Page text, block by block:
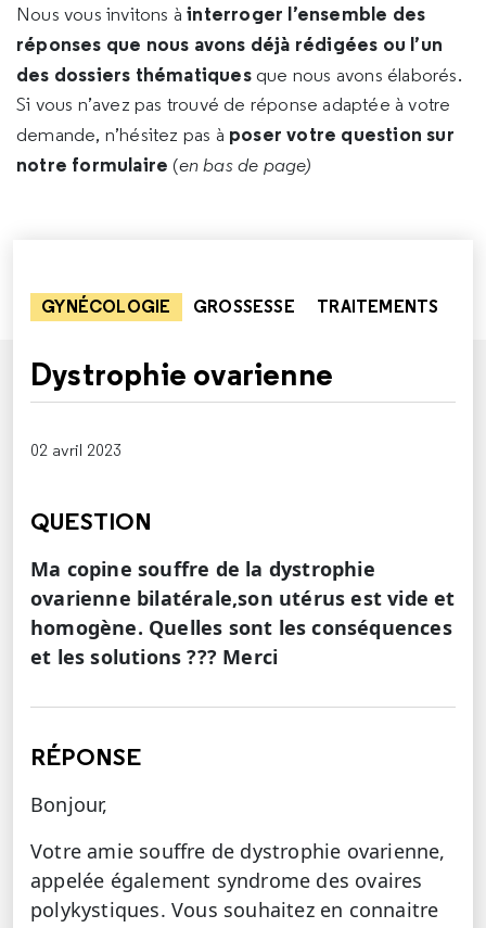
Nous vous invitons àinterroger l’ensemble des
réponses que nous avons déjà rédigées ou l’un
des dossiers thématiques que nous avons élaborés.
Si vous n’avez pas trouvé de réponse adaptée à votre
demande, n’hésitez pas à poser votre question sur
notre formulaire (en bas de page)
GYNÉCOLOGIE GROSSESSE TRAITEMENTS
Dystrophie ovarienne
02 avril 2023
QUESTION
Ma copine souffre de la dystrophie
ovarienne bilatérale,son utérus est vide et
homogène. Quelles sont les conséquences
et les solutions ??? Merci
RÉPONSE
Bonjour,
Votre amie souffre de dystrophie ovarienne,
appelée également syndrome des ovaires
polykystiques. Vous souhaitez en connaitre